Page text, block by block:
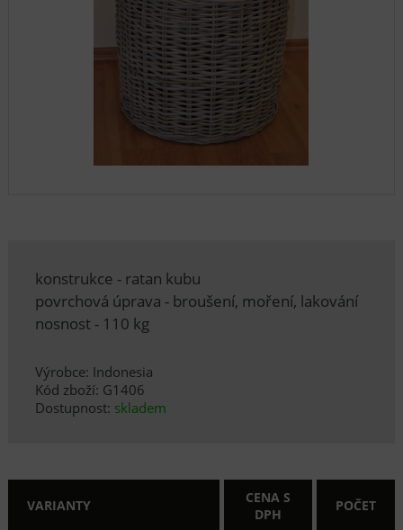
konstrukce - ratan kubu
povrchová úprava - broušení, moření, lakování
nosnost - 110 kg
Výrobce: Indonesia
Kód zboží: G1406
Dostupnost: skladem
VARIANTY
CENA S
DPH
POČET